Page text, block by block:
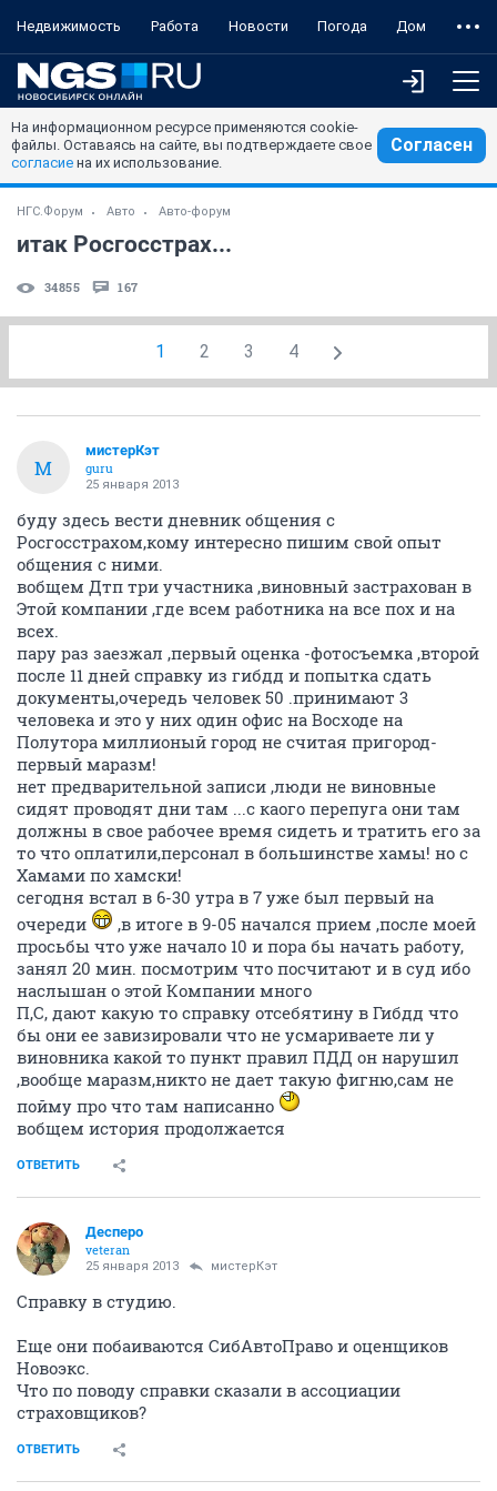
Недвижимость Работа Новости Погода Дом
На информационном ресурсе применяются cookie-
файлы. Оставаясь на сайте, вы подтверждаете свое
согласие на их использование.
Согласен
НГС.Форум Авто Авто-форум
итак Росгосстрах...
34855 167
1 2 3 4
М
мистерКэт
guru
25 января 2013
буду здесь вести дневник общения с
Росгосстрахом,кому интересно пишим свой опыт
общения с ними.
вобщем Дтп три участника ,виновный застрахован в
Этой компании ,где всем работника на все пох и на
всех.
пару раз заезжал ,первый оценка -фотосъемка ,второй
после 11 дней справку из гибдд и попытка сдать
документы,очередь человек 50 .принимают 3
человека и это у них один офис на Восходе на
Полутора миллионый город не считая пригород-
первый маразм!
нет предварительной записи ,люди не виновные
сидят проводят дни там ...с каого перепуга они там
должны в свое рабочее время сидеть и тратить его за
то что оплатили,персонал в большинстве хамы! но с
Хамами по хамски!
сегодня встал в 6-30 утра в 7 уже был первый на
очереди
,в итоге в 9-05 начался прием ,после моей
просьбы что уже начало 10 и пора бы начать работу,
занял 20 мин. посмотрим что посчитают и в суд ибо
наслышан о этой Компании много
П,С, дают какую то справку отсебятину в Гибдд что
бы они ее завизировали что не усмариваете ли у
виновника какой то пункт правил ПДД он нарушил
,вообще маразм,никто не дает такую фигню,сам не
пойму про что там написанно
вобщем история продолжается
ОТВЕТИТЬ
Десперо
veteran
25 января 2013 мистерКэт
Справку в студию.
Еще они побаиваются СибАвтоПраво и оценщиков
Новоэкс.
Что по поводу справки сказали в ассоциации
страховщиков?
ОТВЕТИТЬ